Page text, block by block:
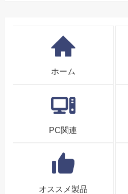
ホーム
PC関連
オススメ製品